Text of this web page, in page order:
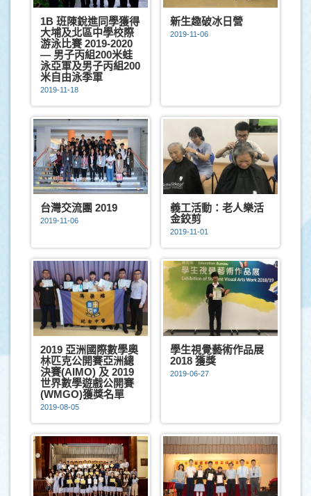
1B 班陳銳進同學獲得
大埔及北區中學校際
游泳比賽 2019-2020
— 男子丙組200米蛙
泳亞軍及男子丙組200
米自由泳季軍
2019-11-18
新生趣破冰日營
2019-11-06
台灣交流團 2019
2019-11-06
義工活動：老人樂活
金鉸剪
2019-11-01
2019 亞洲國際數學奧
林匹克公開賽亞洲總
決賽(AIMO) 及 2019
世界數學遊戲公開賽
(WMGO)獲獎名單
2019-08-05
學生視覺藝術作品展
2018 獲獎
2019-06-27